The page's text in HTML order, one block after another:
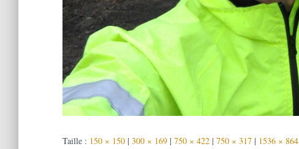
Taille : 150 × 150 | 300 × 169 | 750 × 422 | 750 × 317 | 1536 × 864